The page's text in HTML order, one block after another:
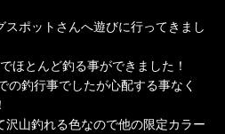
ポットさんへ遊びに行ってきまし
ほとんど釣る事ができました！
の釣行事でしたが心配する事なく
山釣れる色なので他の限定カラー